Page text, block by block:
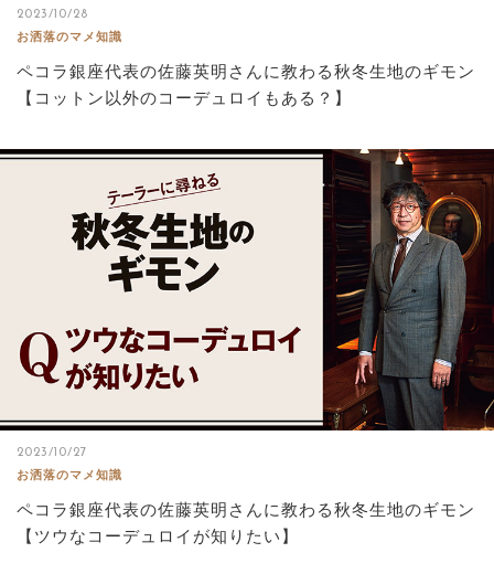
2023/10/28
お洒落のマメ知識
ペコラ銀座代表の佐藤英明さんに教わる秋冬生地のギモン
【コットン以外のコーデュロイもある？】
2023/10/27
お洒落のマメ知識
ペコラ銀座代表の佐藤英明さんに教わる秋冬生地のギモン
【ツウなコーデュロイが知りたい】